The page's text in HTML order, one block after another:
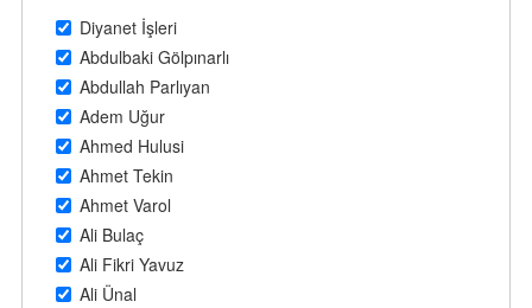
Diyanet İşleri
Abdulbaki Gölpınarlı
Abdullah Parlıyan
Adem Uğur
Ahmed Hulusi
Ahmet Tekin
Ahmet Varol
Ali Bulaç
Ali Fikri Yavuz
Ali Ünal